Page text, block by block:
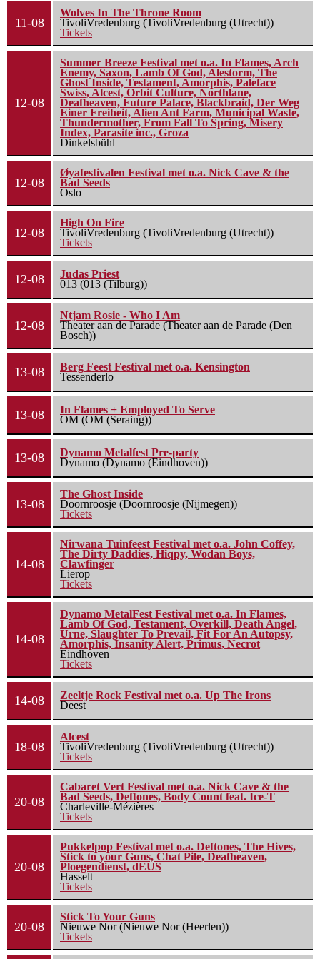
11-08
Wolves In The Throne Room
TivoliVredenburg (TivoliVredenburg (Utrecht))
Tickets
12-08
Summer Breeze Festival met o.a. In Flames, Arch
Enemy, Saxon, Lamb Of God, Alestorm, The
Ghost Inside, Testament, Amorphis, Paleface
Swiss, Alcest, Orbit Culture, Northlane,
Deafheaven, Future Palace, Blackbraid, Der Weg
Einer Freiheit, Alien Ant Farm, Municipal Waste,
Thundermother, From Fall To Spring, Misery
Index, Parasite inc., Groza
Dinkelsbühl
12-08
Øyafestivalen Festival met o.a. Nick Cave & the
Bad Seeds
Oslo
12-08
High On Fire
TivoliVredenburg (TivoliVredenburg (Utrecht))
Tickets
12-08
Judas Priest
013 (013 (Tilburg))
12-08
Ntjam Rosie - Who I Am
Theater aan de Parade (Theater aan de Parade (Den
Bosch))
13-08
Berg Feest Festival met o.a. Kensington
Tessenderlo
13-08
In Flames + Employed To Serve
OM (OM (Seraing))
13-08
Dynamo Metalfest Pre-party
Dynamo (Dynamo (Eindhoven))
13-08
The Ghost Inside
Doornroosje (Doornroosje (Nijmegen))
Tickets
14-08
Nirwana Tuinfeest Festival met o.a. John Coffey,
The Dirty Daddies, Hiqpy, Wodan Boys,
Clawfinger
Lierop
Tickets
14-08
Dynamo MetalFest Festival met o.a. In Flames,
Lamb Of God, Testament, Overkill, Death Angel,
Urne, Slaughter To Prevail, Fit For An Autopsy,
Amorphis, Insanity Alert, Primus, Necrot
Eindhoven
Tickets
14-08
Zeeltje Rock Festival met o.a. Up The Irons
Deest
18-08
Alcest
TivoliVredenburg (TivoliVredenburg (Utrecht))
Tickets
20-08
Cabaret Vert Festival met o.a. Nick Cave & the
Bad Seeds, Deftones, Body Count feat. Ice-T
Charleville-Mézières
Tickets
20-08
Pukkelpop Festival met o.a. Deftones, The Hives,
Stick to your Guns, Chat Pile, Deafheaven,
Ploegendienst, dEUS
Hasselt
Tickets
20-08
Stick To Your Guns
Nieuwe Nor (Nieuwe Nor (Heerlen))
Tickets